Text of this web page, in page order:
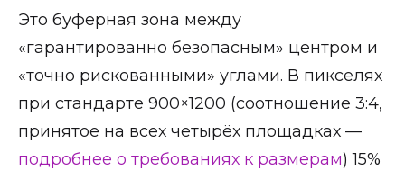
Это буферная зона между
«гарантированно безопасным» центром и
«точно рискованными» углами. В пикселях
при стандарте 900×1200 (соотношение 3:4,
принятое на всех четырёх площадках —
подробнее о требованиях к размерам) 15%